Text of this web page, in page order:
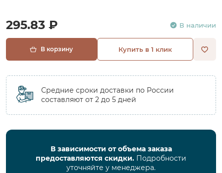
295.83 ₽ В наличии
В корзину Купить в 1 клик
Средние сроки доставки по России
составляют от 2 до 5 дней
В зависимости от объема заказа
предоставляются скидки. Подробности
уточняйте у менеджера.